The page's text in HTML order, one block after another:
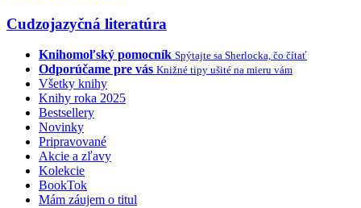
Cudzojazyčná literatúra
Knihomoľský pomocník Spýtajte sa Sherlocka, čo čítať
Odporúčame pre vás Knižné tipy ušité na mieru vám
Všetky knihy
Knihy roka 2025
Bestsellery
Novinky
Pripravované
Akcie a zľavy
Kolekcie
BookTok
Mám záujem o titul